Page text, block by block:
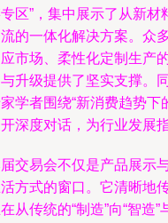
区”，集中展示了从新
的一体化解决方案。众
市场、柔性化定制生产
升级提供了坚实支撑。
学者围绕“新消费趋势下
深度对话，为行业发展
交易会不仅是产品展示
方式的窗口。它清晰地
从传统的“制造”向“智造